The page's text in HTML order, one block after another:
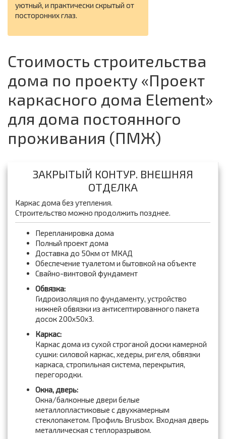
уютный, и практически скрытый от
посторонних глаз.
Стоимость строительства
дома по проекту «Проект
каркасного дома Element»
для дома постоянного
проживания (ПМЖ)
ЗАКРЫТЫЙ КОНТУР. ВНЕШНЯЯ
ОТДЕЛКА
Каркас дома без утепления.
Строительство можно продолжить позднее.
Перепланировка дома
Полный проект дома
Доставка до 50км от МКАД
Обеспечение туалетом и бытовкой на объекте
Свайно-винтовой фундамент
Обвязка:
Гидроизоляция по фундаменту, устройство
нижней обвязки из антисептированного пакета
досок 200x50x3.
Каркас:
Каркас дома из сухой строганой доски камерной
сушки: силовой каркас, хедеры, ригеля, обвязки
каркаса, стропильная система, перекрытия,
перегородки.
Окна, дверь:
Окна/балконные двери белые
металлопластиковые с двухкамерным
стеклопакетом. Профиль Brusbox. Входная дверь
металлическая с теплоразрывом.